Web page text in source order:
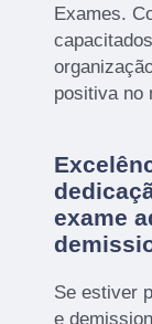
Exames.
positiva no
exame
Se estiver
e